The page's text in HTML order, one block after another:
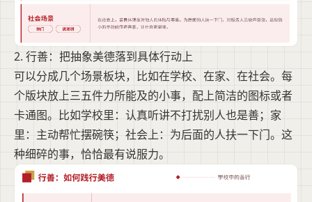
2. 行善：把抽象美德落到具体行动上
可以分成几个场景板块，比如在学校、在家、在社会。每
个版块放上三五件力所能及的小事，配上简洁的图标或者
卡通图。比如学校里：认真听讲不打扰别人也是善；家
里：主动帮忙摆碗筷；社会上：为后面的人扶一下门。这
种细碎的事，恰恰最有说服力。